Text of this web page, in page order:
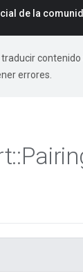
de la
errores.
::